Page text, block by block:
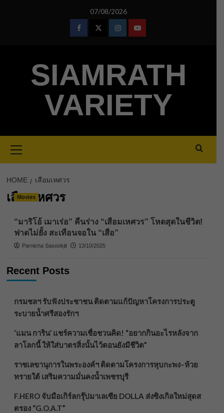
07/08/2026
FacebookTwitterInstagramYoutube
SIAMRATH
VARIETY
Menu
HOME เสือมเหศวร
เสือมเหศวร
Movies
“มาริโอ้ เมาเร่อ” คืนร่าง “เสือมเหศวร” โหดสุดในชีวิต!
ฟาดไม่ยั้ง สะเทือนจอใน “เสือ”
Parnicha Sasookjit 13/10/2025
Recent Posts
กรมชลฯ รับฟังประชาชน ติดตามแก้ปัญหาโครงการประตู
ระบายน้ำศรีสองรักฯ
‘แมน การิน’ แชร์ความเชื่อชวนคิด! “อยากกินอะไรหลังจาก
ลาโลกนี้ ให้ใส่บาตรสิ่งนั้นไว้ตอนยังมีชีวิต”
ราชเลขานุการในพระองค์ฯ ติดตามโครงการหุบกะพง–ห้วย
ทรายใต้ เสริมความมั่นคงน้ำเพชรบุรี
F.HERO จับมือเกิร์ลกรุ๊ปมาเลเซีย DOLLA ส่งซิงเกิลใหม่สุดส
ตรอง “G.O.A.T”